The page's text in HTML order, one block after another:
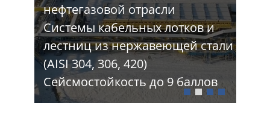
нефтегазовой отрасли
Системы кабельных лотков и
лестниц из нержавеющей стали
(AISI 304, 306, 420)
Сейсмостойкость до 9 баллов